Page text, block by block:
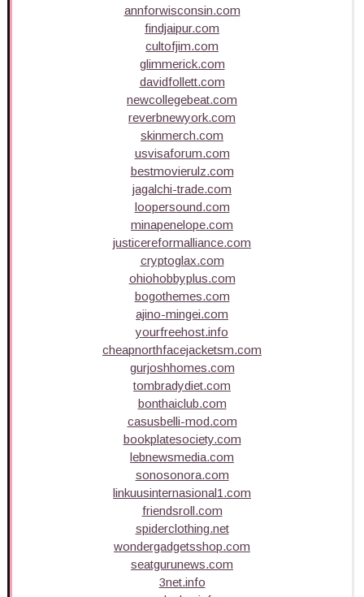
annforwisconsin.com
findjaipur.com
cultofjim.com
glimmerick.com
davidfollett.com
newcollegebeat.com
reverbnewyork.com
skinmerch.com
usvisaforum.com
bestmovierulz.com
jagalchi-trade.com
loopersound.com
minapenelope.com
justicereformalliance.com
cryptoglax.com
ohiohobbyplus.com
bogothemes.com
ajino-mingei.com
yourfreehost.info
cheapnorthfacejacketsm.com
gurjoshhomes.com
tombradydiet.com
bonthaiclub.com
casusbelli-mod.com
bookplatesociety.com
lebnewsmedia.com
sonosonora.com
linkuusinternasional1.com
friendsroll.com
spiderclothing.net
wondergadgetsshop.com
seatgurunews.com
3net.info